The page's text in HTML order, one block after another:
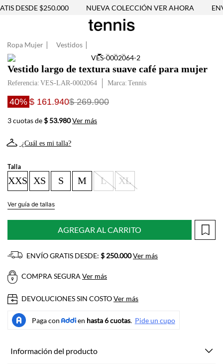
DESDE $250.000 NUEVA COLECCIÓN VER AHORA
Ropa Mujer Vestidos
Vestido largo de textura suave café para mujer
Referencia: VES-LAR-0002064 Tennis
40% $ 161.940$ 269.900
3 cuotas de$ 53.980Ver más
¿Cuál es mi talla?
Talla
XXS XS S M L XL
Ver guía de tallas
AGREGAR AL CARRITO
ENVÍO GRATIS DESDE: $ 250.000Ver más
COMPRA SEGURA Ver más
DEVOLUCIONES SIN COSTOVer más
Información del producto